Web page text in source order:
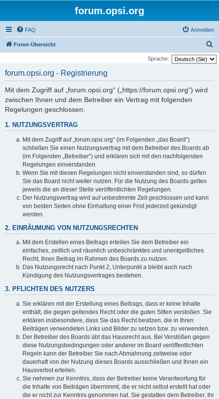
forum.opsi.org
FAQ Anmelden
Foren-Übersicht
u
Sprache:
forum.opsi.org - Registrierung
Mit dem Zugriff auf „forum.opsi.org“ („https://forum.opsi.org“) wird
zwischen Ihnen und dem Betreiber ein Vertrag mit folgenden
Regelungen geschlossen:
1. NUTZUNGSVERTRAG
Mit dem Zugriff auf „forum.opsi.org“ (im Folgenden „das Board“)
schließen Sie einen Nutzungsvertrag mit dem Betreiber des Boards ab
(im Folgenden „Betreiber“) und erklären sich mit den nachfolgenden
Regelungen einverstanden.
Wenn Sie mit diesen Regelungen nicht einverstanden sind, so dürfen
Sie das Board nicht weiter nutzen. Für die Nutzung des Boards gelten
jeweils die an dieser Stelle veröffentlichten Regelungen.
Der Nutzungsvertrag wird auf unbestimmte Zeit geschlossen und kann
von beiden Seiten ohne Einhaltung einer Frist jederzeit gekündigt
werden.
2. EINRÄUMUNG VON NUTZUNGSRECHTEN
Mit dem Erstellen eines Beitrags erteilen Sie dem Betreiber ein
einfaches, zeitlich und räumlich unbeschränktes und unentgeltliches
Recht, Ihren Beitrag im Rahmen des Boards zu nutzen.
Das Nutzungsrecht nach Punkt 2, Unterpunkt a bleibt auch nach
Kündigung des Nutzungsvertrages bestehen.
3. PFLICHTEN DES NUTZERS
Sie erklären mit der Erstellung eines Beitrags, dass er keine Inhalte
enthält, die gegen geltendes Recht oder die guten Sitten verstoßen. Sie
erklären insbesondere, dass Sie das Recht besitzen, die in Ihren
Beiträgen verwendeten Links und Bilder zu setzen bzw. zu verwenden.
Der Betreiber des Boards übt das Hausrecht aus. Bei Verstößen gegen
diese Nutzungsbedingungen oder anderer im Board veröffentlichten
Regeln kann der Betreiber Sie nach Abmahnung zeitweise oder
dauerhaft von der Nutzung dieses Boards ausschließen und Ihnen ein
Hausverbot erteilen.
Sie nehmen zur Kenntnis, dass der Betreiber keine Verantwortung für
die Inhalte von Beiträgen übernimmt, die er nicht selbst erstellt hat oder
die er nicht zur Kenntnis genommen hat. Sie gestatten dem Betreiber, Ihr